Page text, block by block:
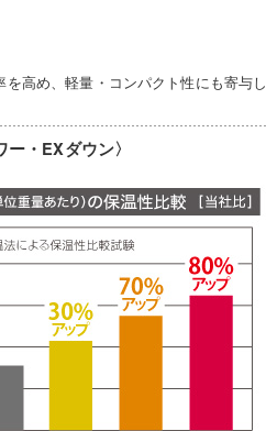
高め、軽量・コンパクト性にも寄与し
・EXダウン〉